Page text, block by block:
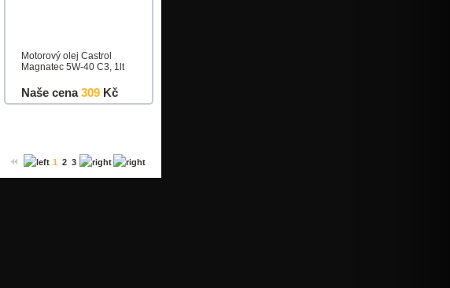
Motorový olej Castrol
Magnatec 5W-40 C3, 1lt
Naše cena309 Kč
1 2 3